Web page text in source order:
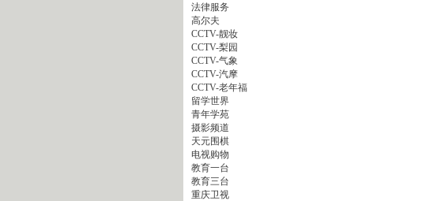
法律服务
高尔夫
CCTV-靓妆
CCTV-梨园
CCTV-气象
CCTV-汽摩
CCTV-老年福
留学世界
青年学苑
摄影频道
天元围棋
电视购物
教育一台
教育三台
重庆卫视